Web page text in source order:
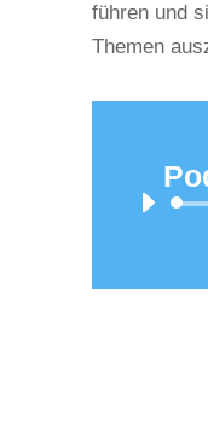
führen und
Themen